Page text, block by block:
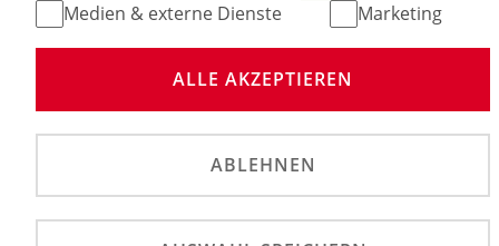
Medien & externe Dienste
Marketing
ALLE AKZEPTIEREN
ABLEHNEN